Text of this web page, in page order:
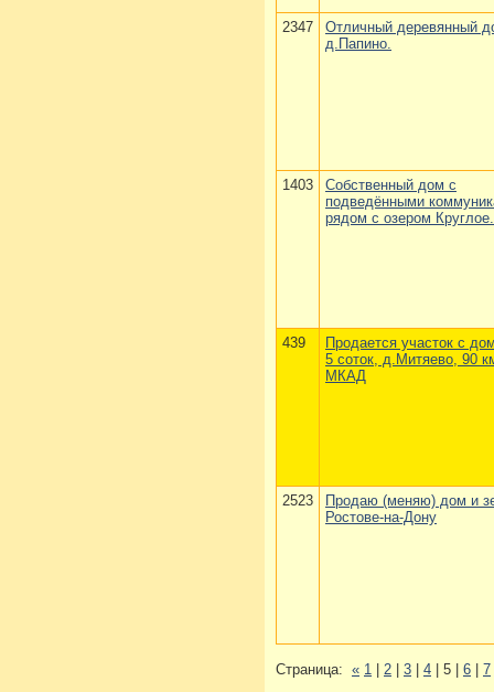
2347
Отличный деревянный
д.Папино.
1403
Собственный дом с
подведёнными
рядом с озером Круглое.
439
Продается участок с
5 соток, д.Митяево, 90
МКАД
2523
Продаю (меняю) дом и
Ростове-на-Дону
Страница: « 1 2 3 4 | 5 | 6 7